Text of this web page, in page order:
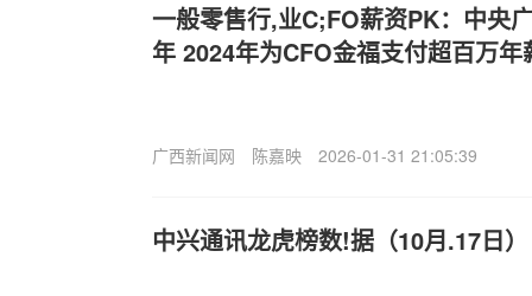
一般零售行,业C;FO薪资PK：中央
年 2024年为CFO金福支付超百万
广西新闻网 陈嘉映 2026-01-31 21:05:39
中兴通讯龙虎榜数!据（10月.17日）